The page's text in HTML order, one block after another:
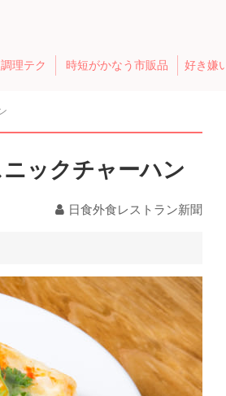
理テク 時短がかなう市販品 好き嫌
ックチャーハン
日食外食レストラン新聞